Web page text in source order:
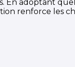
En adoptant
renforce les